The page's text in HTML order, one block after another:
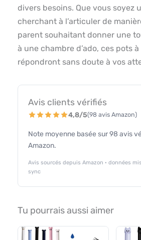
divers besoins. Que vous soyez
cherchant à l’articuler de
parent souhaitant donner une
à une chambre d’ado, ces pots
répondront sans doute à vos
Avis clients vérifiés
4,8/5(98 avis Amazon)
Note moyenne basée sur 98 avis
Amazon.
Avis sourcés depuis Amazon · données
sync
Tu pourrais aussi aimer